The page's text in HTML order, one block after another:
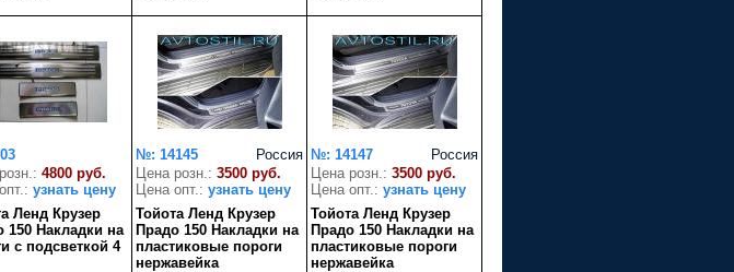
4800 руб.
узнать цену
Ленд Крузер
150 Накладки на
с подсветкой 4
Россия
№: 14145
Цена розн.: 3500 руб.
Цена опт.: узнать цену
Тойота Ленд Крузер
Прадо 150 Накладки на
пластиковые пороги
нержавейка
Россия
№: 14147
Цена розн.: 3500 руб.
Цена опт.: узнать цену
Тойота Ленд Крузер
Прадо 150 Накладки на
пластиковые пороги
нержавейка